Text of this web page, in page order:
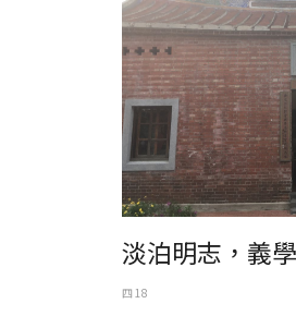
淡泊明志，義
四 18